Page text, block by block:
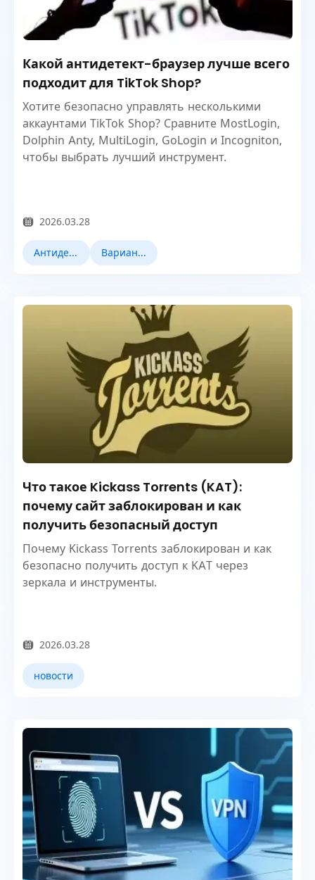
Какой антидетект-браузер лучше всего
подходит для TikTok Shop?
Хотите безопасно управлять несколькими
аккаунтами TikTok Shop? Сравните MostLogin,
Dolphin Anty, MultiLogin, GoLogin и Incogniton,
чтобы выбрать лучший инструмент.
2026.03.28
Антидетект браузеры Варианты использования
Что такое Kickass Torrents (KAT):
почему сайт заблокирован и как
получить безопасный доступ
Почему Kickass Torrents заблокирован и как
безопасно получить доступ к KAT через
зеркала и инструменты.
2026.03.28
новости